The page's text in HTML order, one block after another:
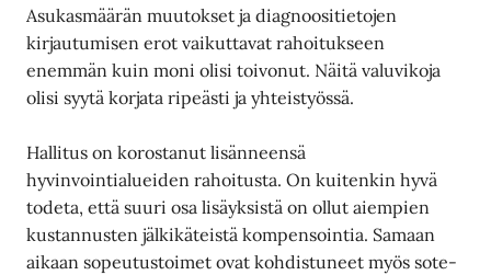
Asukasmäärän muutokset ja diagnoositietojen
kirjautumisen erot vaikuttavat rahoitukseen
enemmän kuin moni olisi toivonut. Näitä valuvikoja
olisi syytä korjata ripeästi ja yhteistyössä.
Hallitus on korostanut lisänneensä
hyvinvointialueiden rahoitusta. On kuitenkin hyvä
todeta, että suuri osa lisäyksistä on ollut aiempien
kustannusten jälkikäteistä kompensointia. Samaan
aikaan sopeutustoimet ovat kohdistuneet myös sote-